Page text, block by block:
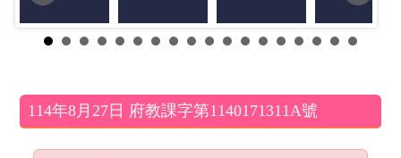
左邊區域內容
114年8月27日 府教課字第1140171311A號